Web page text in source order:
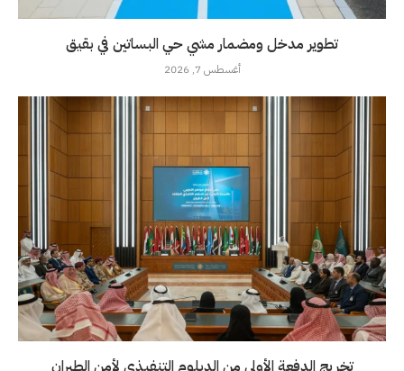
تطوير مدخل ومضمار مشي حي البساتين في بقيق
أغسطس 7, 2026
تخريج الدفعة الأولى من الدبلوم التنفيذي لأمن الطيران